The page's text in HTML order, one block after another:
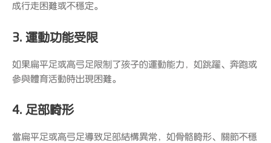
成行走困難或不穩定。
3. 運動功能受限
如果扁平足或高弓足限制了孩子的運動能力，如跳躍、奔跑或
參與體育活動時出現困難。
4. 足部畸形
當扁平足或高弓足導致足部結構異常，如骨骼畸形、關節不穩